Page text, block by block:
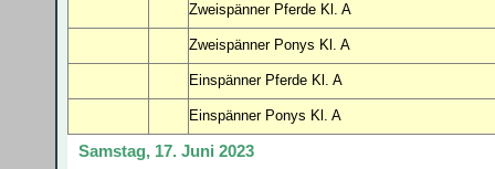
Zweispänner Pferde Kl. A
Zweispänner Ponys Kl. A
Einspänner Pferde Kl. A
Einspänner Ponys Kl. A
Samstag, 17. Juni 2023